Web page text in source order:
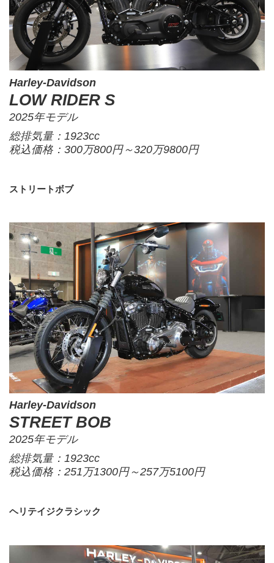
Harley-Davidson
LOW RIDER S
2025年モデル
総排気量：1923cc
税込価格：300万800円～320万9800円
ストリートボブ
Harley-Davidson
STREET BOB
2025年モデル
総排気量：1923cc
税込価格：251万1300円～257万5100円
ヘリテイジクラシック